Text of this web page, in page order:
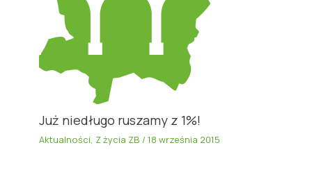
Już niedługo ruszamy z 1%!
Aktualności Z życia ZB /18 września 2015